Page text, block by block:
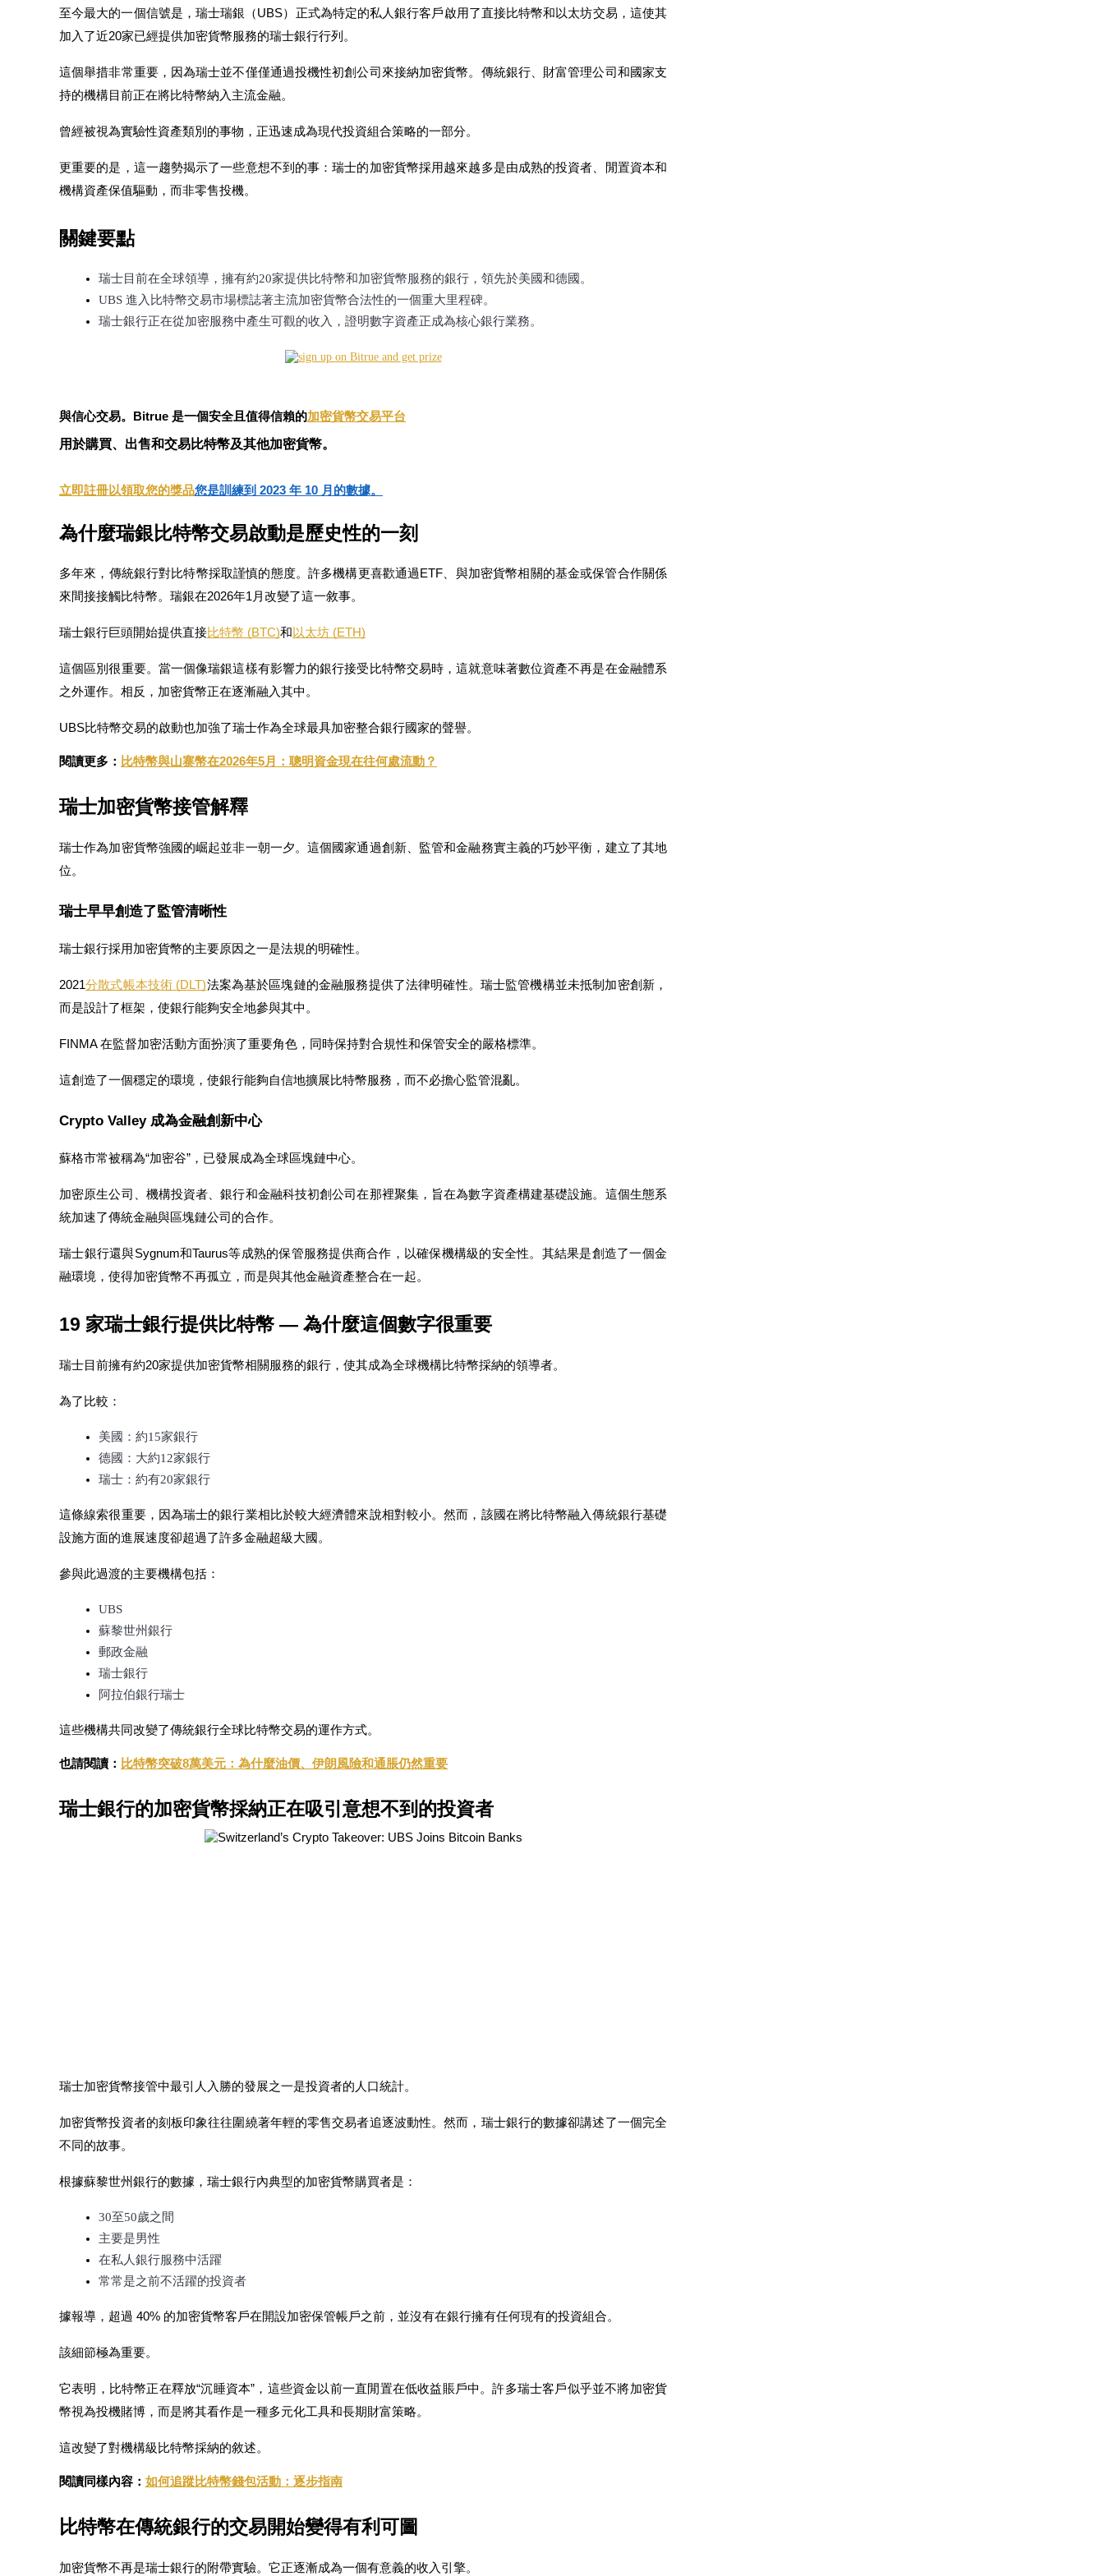
幣本位永續
以數字貨幣為保證金的永續合約
TradFi
多種以USDC結算的永續合約
跟單
坐享盈利分成和跟單分傭
合約資訊
包含交易情況等的大數據分析
合約指南
合約功能使用指南
增值寶
使您的資產穩定增值
Launchpool
輕鬆獲得多重福利
借貸寶
借貸數字貨幣，及時且安全的服務
至今最大的一個信號是，瑞士瑞銀（UBS）正式為特定的私人銀行客戶啟用了直接比特幣和以太坊交易，這使其
加入了近20家已經提供加密貨幣服務的瑞士銀行行列。
這個舉措非常重要，因為瑞士並不僅僅通過投機性初創公司來接納加密貨幣。傳統銀行、財富管理公司和國家支
持的機構目前正在將比特幣納入主流金融。
曾經被視為實驗性資產類別的事物，正迅速成為現代投資組合策略的一部分。
更重要的是，這一趨勢揭示了一些意想不到的事：瑞士的加密貨幣採用越來越多是由成熟的投資者、閒置資本和
機構資產保值驅動，而非零售投機。
關鍵要點
瑞士目前在全球領導，擁有約20家提供比特幣和加密貨幣服務的銀行，領先於美國和德國。
UBS 進入比特幣交易市場標誌著主流加密貨幣合法性的一個重大里程碑。
瑞士銀行正在從加密服務中產生可觀的收入，證明數字資產正成為核心銀行業務。
與信心交易。Bitrue 是一個安全且值得信賴的加密貨幣交易平台
用於購買、出售和交易比特幣及其他加密貨幣。
立即註冊以領取您的獎品您是訓練到 2023 年 10 月的數據。
為什麼瑞銀比特幣交易啟動是歷史性的一刻
多年來，傳統銀行對比特幣採取謹慎的態度。許多機構更喜歡通過ETF、與加密貨幣相關的基金或保管合作關係
來間接接觸比特幣。瑞銀在2026年1月改變了這一敘事。
瑞士銀行巨頭開始提供直接比特幣 (BTC)和以太坊 (ETH)
這個區別很重要。當一個像瑞銀這樣有影響力的銀行接受比特幣交易時，這就意味著數位資產不再是在金融體系
之外運作。相反，加密貨幣正在逐漸融入其中。
UBS比特幣交易的啟動也加強了瑞士作為全球最具加密整合銀行國家的聲譽。
閱讀更多： 比特幣與山寨幣在2026年5月：聰明資金現在往何處流動？
瑞士加密貨幣接管解釋
瑞士作為加密貨幣強國的崛起並非一朝一夕。這個國家通過創新、監管和金融務實主義的巧妙平衡，建立了其地
位。
瑞士早早創造了監管清晰性
瑞士銀行採用加密貨幣的主要原因之一是法規的明確性。
2021分散式帳本技術 (DLT)法案為基於區塊鏈的金融服務提供了法律明確性。瑞士監管機構並未抵制加密創新，
而是設計了框架，使銀行能夠安全地參與其中。
FINMA 在監督加密活動方面扮演了重要角色，同時保持對合規性和保管安全的嚴格標準。
這創造了一個穩定的環境，使銀行能夠自信地擴展比特幣服務，而不必擔心監管混亂。
Crypto Valley 成為金融創新中心
蘇格市常被稱為“加密谷”，已發展成為全球區塊鏈中心。
加密原生公司、機構投資者、銀行和金融科技初創公司在那裡聚集，旨在為數字資產構建基礎設施。這個生態系
統加速了傳統金融與區塊鏈公司的合作。
瑞士銀行還與Sygnum和Taurus等成熟的保管服務提供商合作，以確保機構級的安全性。其結果是創造了一個金
融環境，使得加密貨幣不再孤立，而是與其他金融資產整合在一起。
19 家瑞士銀行提供比特幣 — 為什麼這個數字很重要
瑞士目前擁有約20家提供加密貨幣相關服務的銀行，使其成為全球機構比特幣採納的領導者。
為了比較：
美國：約15家銀行
德國：大約12家銀行
瑞士：約有20家銀行
這條線索很重要，因為瑞士的銀行業相比於較大經濟體來說相對較小。然而，該國在將比特幣融入傳統銀行基礎
設施方面的進展速度卻超過了許多金融超級大國。
參與此過渡的主要機構包括：
UBS
蘇黎世州銀行
郵政金融
瑞士銀行
阿拉伯銀行瑞士
這些機構共同改變了傳統銀行全球比特幣交易的運作方式。
也請閱讀： 比特幣突破8萬美元：為什麼油價、伊朗風險和通脹仍然重要
瑞士銀行的加密貨幣採納正在吸引意想不到的投資者
瑞士加密貨幣接管中最引人入勝的發展之一是投資者的人口統計。
加密貨幣投資者的刻板印象往往圍繞著年輕的零售交易者追逐波動性。然而，瑞士銀行的數據卻講述了一個完全
不同的故事。
根據蘇黎世州銀行的數據，瑞士銀行內典型的加密貨幣購買者是：
30至50歲之間
主要是男性
在私人銀行服務中活躍
常常是之前不活躍的投資者
據報導，超過 40% 的加密貨幣客戶在開設加密保管帳戶之前，並沒有在銀行擁有任何現有的投資組合。
該細節極為重要。
它表明，比特幣正在釋放“沉睡資本”，這些資金以前一直閒置在低收益賬戶中。許多瑞士客戶似乎並不將加密貨
幣視為投機賭博，而是將其看作是一種多元化工具和長期財富策略。
這改變了對機構級比特幣採納的敘述。
閱讀同樣內容： 如何追蹤比特幣錢包活動：逐步指南
比特幣在傳統銀行的交易開始變得有利可圖
加密貨幣不再是瑞士銀行的附帶實驗。它正逐漸成為一個有意義的收入引擎。